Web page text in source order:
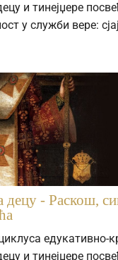
и тинејџере
у служби вере: сјај
децу - Раскош,
едукативно-
и тинејџере